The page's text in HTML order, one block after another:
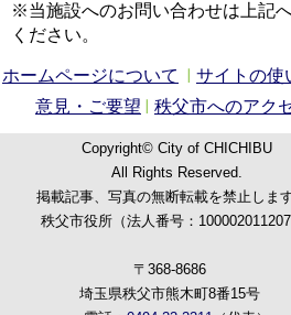
※当施設へのお問い合わせは上記
ください。
ホームページについて サイトの使
意見・ご要望
秩父市へのアク
Copyright© City of CHICHIBU
All Rights Reserved.
掲載記事、写真の無断転載を禁止しま
秩父市役所（法人番号：
〒368-8686
埼玉県秩父市熊木町8番15号